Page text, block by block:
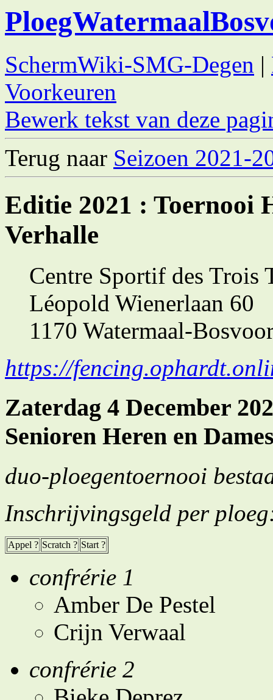
SchermWiki-SMG-Degen |
Voorkeuren
Bewerk tekst van deze
Terug naar Seizoen 2021-
Editie 2021 : Toernooi
Verhalle
Centre Sportif des Trois
Léopold Wienerlaan 60
1170 Watermaal-
https://
Zaterdag 4 December
Senioren Heren en
duo-ploegentoernooi
Inschrijvingsgeld per
Appel ? Scratch ? Start ?
confrérie 1
Amber De Pestel
Crijn Verwaal
confrérie 2